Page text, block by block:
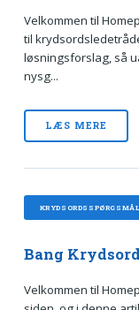
Velkommen til
til
løsningsforslag, så
nysg...
LÆS MERE
Bang Krydsord
Velkommen til